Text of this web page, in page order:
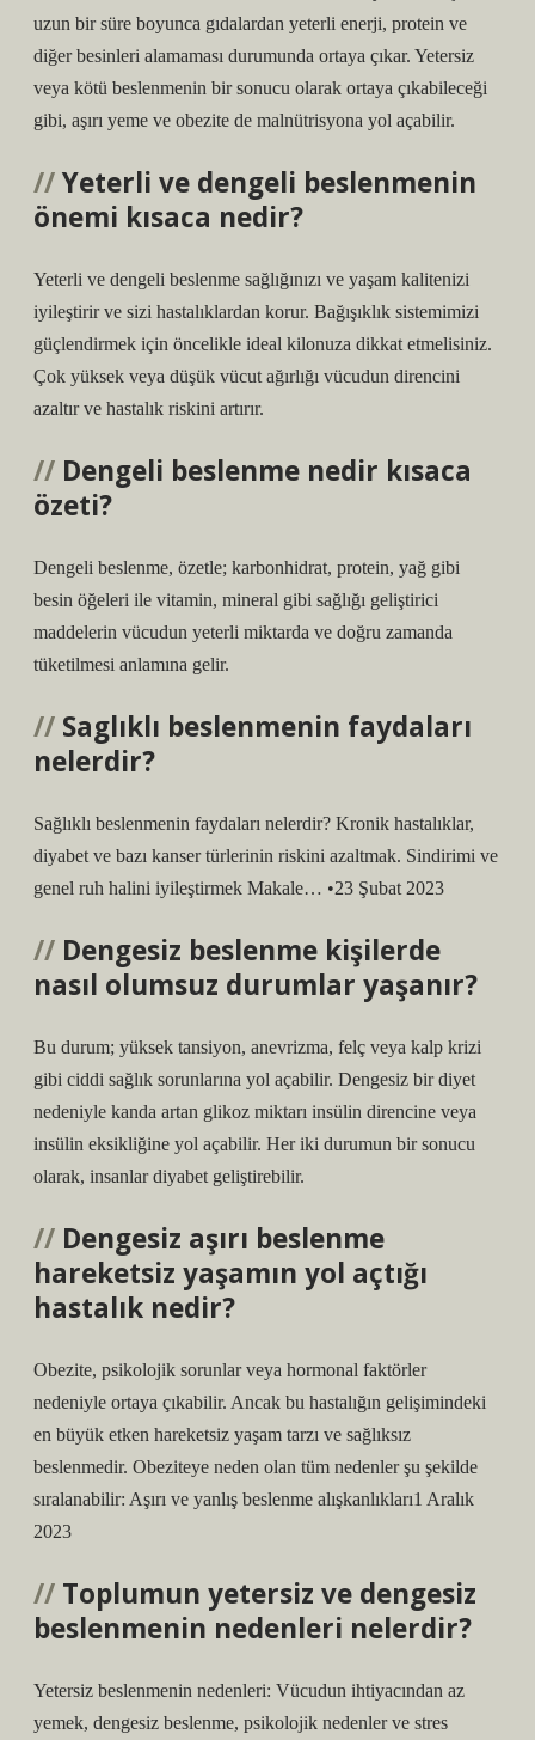
uzun bir süre boyunca gıdalardan yeterli enerji, protein ve
diğer besinleri alamaması durumunda ortaya çıkar. Yetersiz
veya kötü beslenmenin bir sonucu olarak ortaya çıkabileceği
gibi, aşırı yeme ve obezite de malnütrisyona yol açabilir.
Yeterli ve dengeli beslenmenin
önemi kısaca nedir?
Yeterli ve dengeli beslenme sağlığınızı ve yaşam kalitenizi
iyileştirir ve sizi hastalıklardan korur. Bağışıklık sistemimizi
güçlendirmek için öncelikle ideal kilonuza dikkat etmelisiniz.
Çok yüksek veya düşük vücut ağırlığı vücudun direncini
azaltır ve hastalık riskini artırır.
Dengeli beslenme nedir kısaca
özeti?
Dengeli beslenme, özetle; karbonhidrat, protein, yağ gibi
besin öğeleri ile vitamin, mineral gibi sağlığı geliştirici
maddelerin vücudun yeterli miktarda ve doğru zamanda
tüketilmesi anlamına gelir.
Saglıklı beslenmenin faydaları
nelerdir?
Sağlıklı beslenmenin faydaları nelerdir? Kronik hastalıklar,
diyabet ve bazı kanser türlerinin riskini azaltmak. Sindirimi ve
genel ruh halini iyileştirmek Makale… •23 Şubat 2023
Dengesiz beslenme kişilerde
nasıl olumsuz durumlar yaşanır?
Bu durum; yüksek tansiyon, anevrizma, felç veya kalp krizi
gibi ciddi sağlık sorunlarına yol açabilir. Dengesiz bir diyet
nedeniyle kanda artan glikoz miktarı insülin direncine veya
insülin eksikliğine yol açabilir. Her iki durumun bir sonucu
olarak, insanlar diyabet geliştirebilir.
Dengesiz aşırı beslenme
hareketsiz yaşamın yol açtığı
hastalık nedir?
Obezite, psikolojik sorunlar veya hormonal faktörler
nedeniyle ortaya çıkabilir. Ancak bu hastalığın gelişimindeki
en büyük etken hareketsiz yaşam tarzı ve sağlıksız
beslenmedir. Obeziteye neden olan tüm nedenler şu şekilde
sıralanabilir: Aşırı ve yanlış beslenme alışkanlıkları1 Aralık
2023
Toplumun yetersiz ve dengesiz
beslenmenin nedenleri nelerdir?
Yetersiz beslenmenin nedenleri: Vücudun ihtiyacından az
yemek, dengesiz beslenme, psikolojik nedenler ve stres